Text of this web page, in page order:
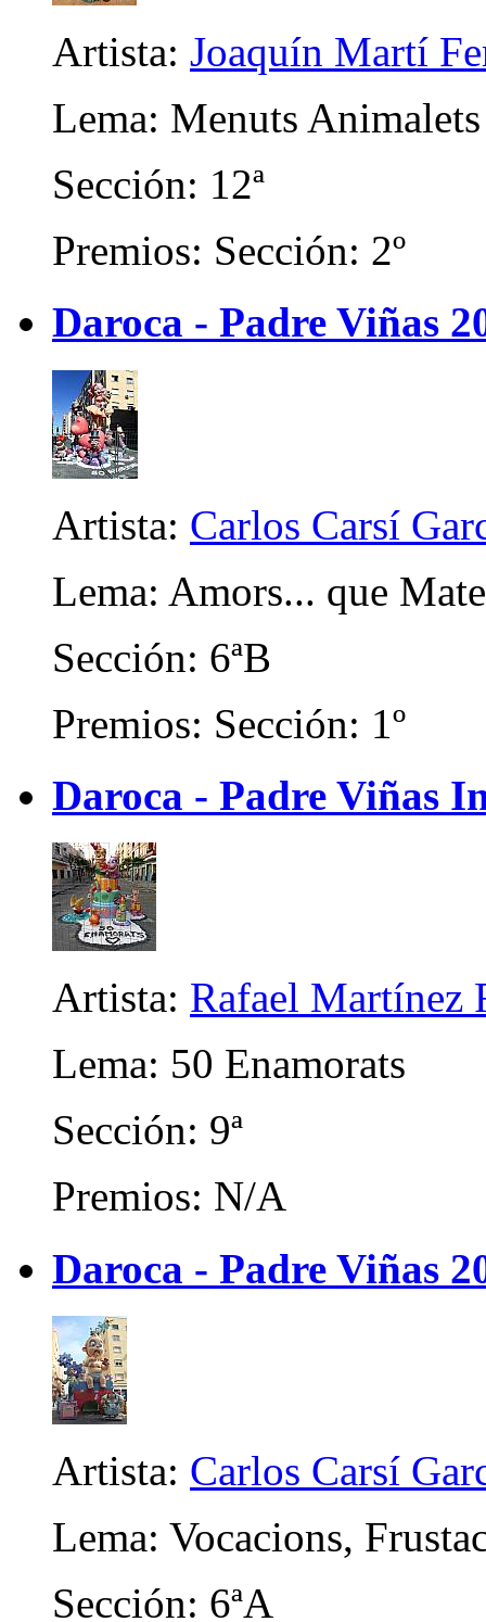
Artista: Joaquín Martí
Lema: Menuts Animalets
Sección: 12ª
Premios: Sección: 2º
Daroca - Padre Viñas
Artista: Carlos Carsí
Lema: Amors... que
Sección: 6ªB
Premios: Sección: 1º
Daroca - Padre Viñas
Artista: Rafael Martínez
Lema: 50 Enamorats
Sección: 9ª
Premios: N/A
Daroca - Padre Viñas
Artista: Carlos Carsí
Lema: Vocacions,
Sección: 6ªA